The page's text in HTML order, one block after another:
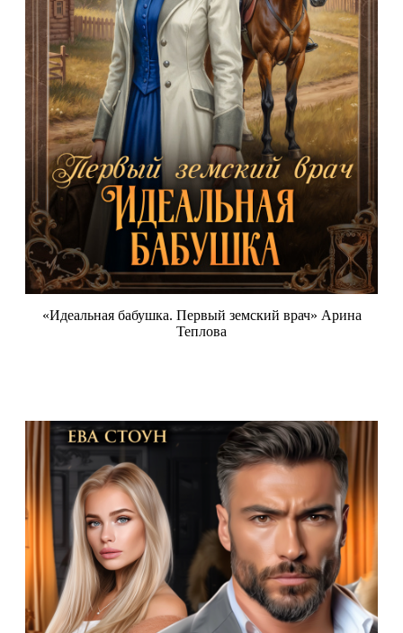
«Идеальная бабушка. Первый земский врач» Арина
Теплова